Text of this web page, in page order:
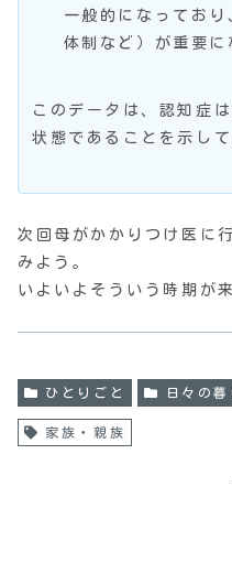
一般的になってお
体制など）が重要
このデータは、認知症
状態であることを示して
次回母がかかりつけ医に
みよう。
いよいよそういう時期が
ひとりごと 日々の暮
家族・親族